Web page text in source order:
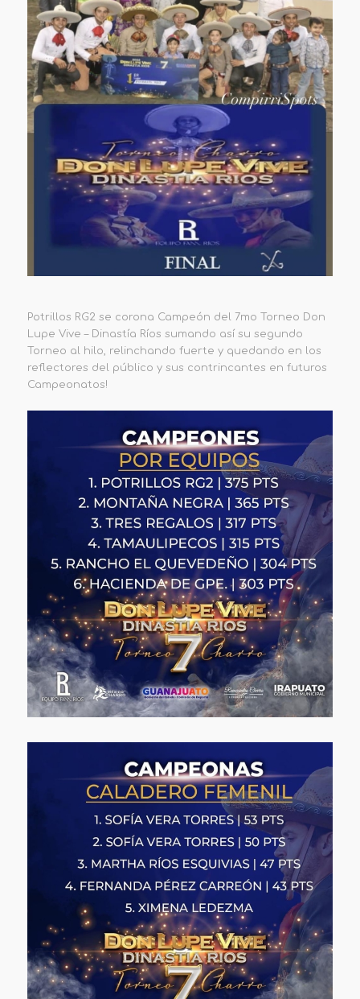
Potrillos RG2 se corona Campeón del 7mo Torneo Don
Lupe Vive – Dinastía Ríos sumando así su segundo
Torneo al hilo, relinchando fuerte y quedando en los
reflectores del público y sus contrincantes en futuros
Campeonatos!